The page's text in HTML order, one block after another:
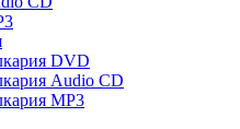
DVD
Audio CD
MP3